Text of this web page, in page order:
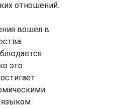
отношений.
вошел в
это
языком